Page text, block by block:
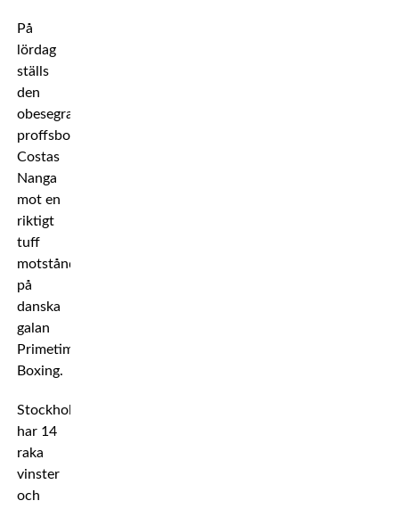
På
lördag
ställs
den
obesegrade
proffsboxaren
Costas
Nanga
mot en
riktigt
tuff
motståndare
på
danska
galan
Primetime
Boxing.
Stockholmaren
har 14
raka
vinster
och